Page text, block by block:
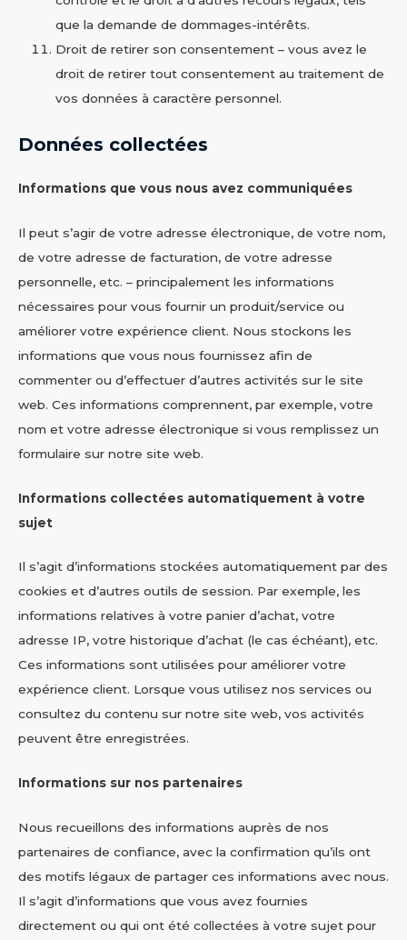
que la demande de dommages-intérêts.
Droit de retirer son consentement – vous avez le
droit de retirer tout consentement au traitement de
vos données à caractère personnel.
Données collectées
Informations que vous nous avez communiquées
Il peut s’agir de votre adresse électronique, de votre nom,
de votre adresse de facturation, de votre adresse
personnelle, etc. – principalement les informations
nécessaires pour vous fournir un produit/service ou
améliorer votre expérience client. Nous stockons les
informations que vous nous fournissez afin de
commenter ou d’effectuer d’autres activités sur le site
web. Ces informations comprennent, par exemple, votre
nom et votre adresse électronique si vous remplissez un
formulaire sur notre site web.
Informations collectées automatiquement à votre
sujet
Il s’agit d’informations stockées automatiquement par des
cookies et d’autres outils de session. Par exemple, les
informations relatives à votre panier d’achat, votre
adresse IP, votre historique d’achat (le cas échéant), etc.
Ces informations sont utilisées pour améliorer votre
expérience client. Lorsque vous utilisez nos services ou
consultez du contenu sur notre site web, vos activités
peuvent être enregistrées.
Informations sur nos partenaires
Nous recueillons des informations auprès de nos
partenaires de confiance, avec la confirmation qu’ils ont
des motifs légaux de partager ces informations avec nous.
Il s’agit d’informations que vous avez fournies
directement ou qui ont été collectées à votre sujet pour